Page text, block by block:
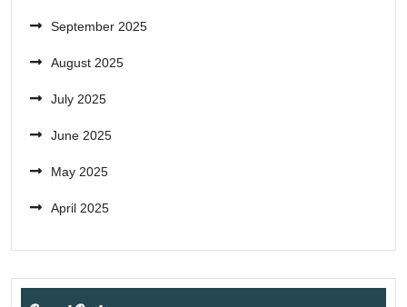
September 2025
August 2025
July 2025
June 2025
May 2025
April 2025